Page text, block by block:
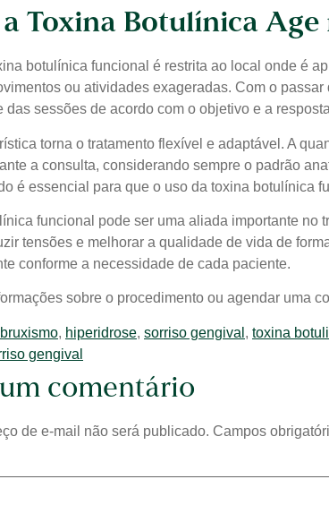
Toxina Botulínica
botulínica funcional é restrita ao local onde é
ou atividades exageradas. Com o
das sessões de acordo com o objetivo e a
torna o tratamento flexível e adaptável. A
a consulta, considerando sempre o padrão
é essencial para que o uso da toxina botulínica
funcional pode ser uma aliada importante no
tensões e melhorar a qualidade de vida de
conforme a necessidade de cada paciente.
sobre o procedimento ou agendar uma
bruxismo, hiperidrose, sorriso gengival , toxina
gengival
comentário
de e-mail não será publicado. Campos